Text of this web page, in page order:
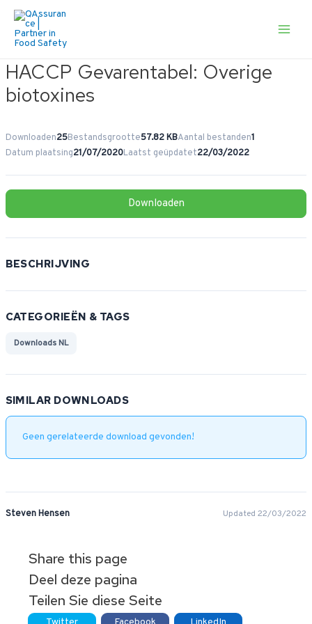
naar
HACCP Gevarentabel: Overige
biotoxines
Downloaden25Bestandsgrootte57.82 KBAantal bestanden1
Datum plaatsing21/07/2020Laatst geüpdatet22/03/2022
Downloaden
BESCHRIJVING
CATEGORIEËN & TAGS
Downloads NL
SIMILAR DOWNLOADS
Geen gerelateerde download gevonden!
Steven Hensen Updated 22/03/2022
Share this page
Deel deze pagina
Teilen Sie diese Seite